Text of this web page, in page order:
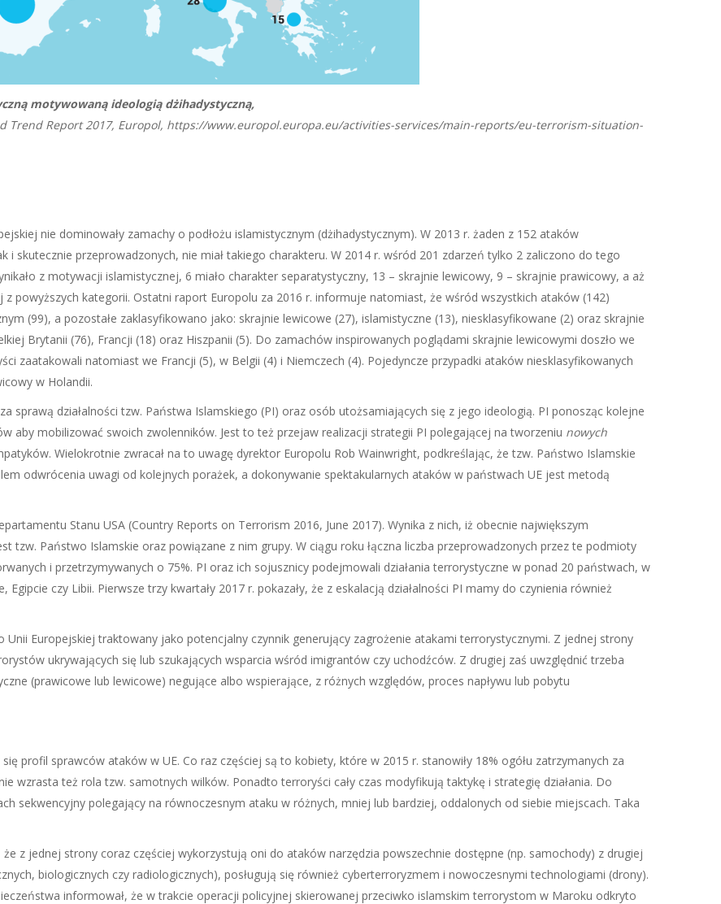
motywowaną ideologią dżihadystyczną,
Trend Report 2017, Europol, https://www.europol.europa.eu/activities-services/main-reports/eu-terrorism-situation-
nie dominowały zamachy o podłożu islamistycznym (dżihadystycznym). W 2013 r. żaden z 152 ataków
skutecznie przeprowadzonych, nie miał takiego charakteru. W 2014 r. wśród 201 zdarzeń tylko 2 zaliczono do tego
z motywacji islamistycznej, 6 miało charakter separatystyczny, 13 – skrajnie lewicowy, 9 – skrajnie prawicowy, a aż
powyższych kategorii. Ostatni raport Europolu za 2016 r. informuje natomiast, że wśród wszystkich ataków (142)
(99), a pozostałe zaklasyfikowano jako: skrajnie lewicowe (27), islamistyczne (13), niesklasyfikowane (2) oraz skrajnie
Brytanii (76), Francji (18) oraz Hiszpanii (5). Do zamachów inspirowanych poglądami skrajnie lewicowymi doszło we
zaatakowali natomiast we Francji (5), w Belgii (4) i Niemczech (4). Pojedyncze przypadki ataków niesklasyfikowanych
w Holandii.
sprawą działalności tzw. Państwa Islamskiego (PI) oraz osób utożsamiających się z jego ideologią. PI ponosząc kolejne
aby mobilizować swoich zwolenników. Jest to też przejaw realizacji strategii PI polegającej na tworzeniu nowych
Wielokrotnie zwracał na to uwagę dyrektor Europolu Rob Wainwright, podkreślając, że tzw. Państwo Islamskie
odwrócenia uwagi od kolejnych porażek, a dokonywanie spektakularnych ataków w państwach UE jest metodą
Stanu USA (Country Reports on Terrorism 2016, June 2017). Wynika z nich, iż obecnie największym
tzw. Państwo Islamskie oraz powiązane z nim grupy. W ciągu roku łączna liczba przeprowadzonych przez te podmioty
i przetrzymywanych o 75%. PI oraz ich sojusznicy podejmowali działania terrorystyczne w ponad 20 państwach, w
czy Libii. Pierwsze trzy kwartały 2017 r. pokazały, że z eskalacją działalności PI mamy do czynienia również
Unii Europejskiej traktowany jako potencjalny czynnik generujący zagrożenie atakami terrorystycznymi. Z jednej strony
ukrywających się lub szukających wsparcia wśród imigrantów czy uchodźców. Z drugiej zaś uwzględnić trzeba
(prawicowe lub lewicowe) negujące albo wspierające, z różnych względów, proces napływu lub pobytu
profil sprawców ataków w UE. Co raz częściej są to kobiety, które w 2015 r. stanowiły 18% ogółu zatrzymanych za
wzrasta też rola tzw. samotnych wilków. Ponadto terroryści cały czas modyfikują taktykę i strategię działania. Do
sekwencyjny polegający na równoczesnym ataku w różnych, mniej lub bardziej, oddalonych od siebie miejscach. Taka
z jednej strony coraz częściej wykorzystują oni do ataków narzędzia powszechnie dostępne (np. samochody) z drugiej
biologicznych czy radiologicznych), posługują się również cyberterroryzmem i nowoczesnymi technologiami (drony).
informował, że w trakcie operacji policyjnej skierowanej przeciwko islamskim terrorystom w Maroku odkryto